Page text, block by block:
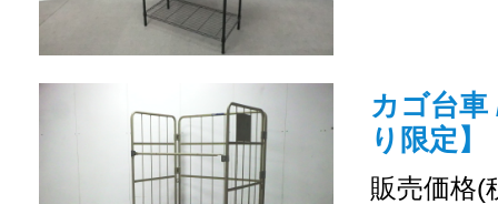
カゴ台
り限定】
販売価格(